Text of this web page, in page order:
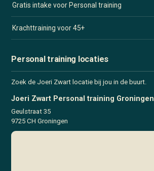
Gratis intake voor Personal training
Krachttraining voor 45+
Personal training locaties
Zoek de Joeri Zwart locatie bij jou in de buurt.
Joeri Zwart Personal training Groningen
Geulstraat 35
9725 CH Groningen